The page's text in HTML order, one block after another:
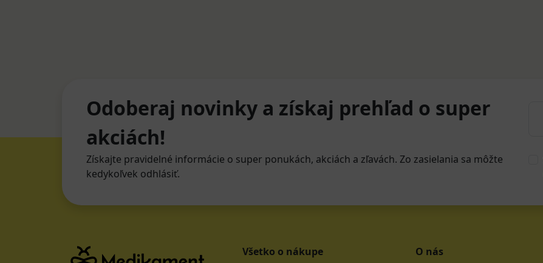
Odoberaj novinky a získaj prehľad o super
akciách!
Získajte pravidelné informácie o super ponukách, akciách a zľavách. Zo zasielania sa môžte
kedykoľvek odhlásiť.
Všetko o nákupe O nás